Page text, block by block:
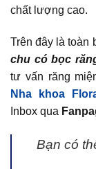
chất lượng cao.
Trên đây là toàn
chu có bọc
tư vấn răng
Nha khoa
Inbox qua
Bạn có